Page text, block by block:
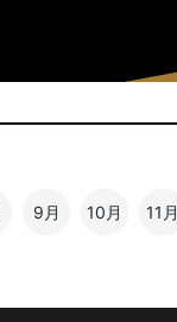
9月 10月 11月